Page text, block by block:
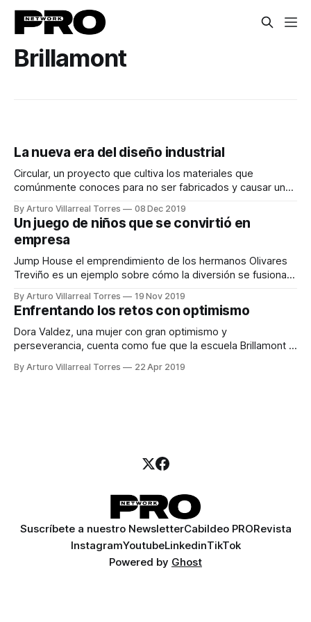
Brillamont
La nueva era del diseño industrial
Circular, un proyecto que cultiva los materiales que
comúnmente conoces para no ser fabricados y causar un
By Arturo Villarreal Torres 08 Dec 2019
Un juego de niños que se convirtió en
empresa
Jump House el emprendimiento de los hermanos Olivares
Treviño es un ejemplo sobre cómo la diversión se fusiona
By Arturo Villarreal Torres 19 Nov 2019
Enfrentando los retos con optimismo
Dora Valdez, una mujer con gran optimismo y
perseverancia, cuenta como fue que la escuela Brillamont la
By Arturo Villarreal Torres 22 Apr 2019
Suscríbete a nuestro NewsletterCabildeo PRORevista
InstagramYoutubeLinkedinTikTok
Powered by Ghost